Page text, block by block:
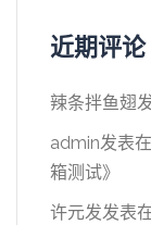
近期评论
辣条拌鱼翅
admin发表
箱测试》
许元发发表